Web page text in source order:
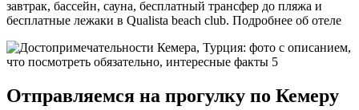
завтрак, бассейн, сауна, бесплатный трансфер до пляжа и
бесплатные лежаки в Qualista beach club. Подробнее об отеле
Отправляемся на прогулку по Кемеру